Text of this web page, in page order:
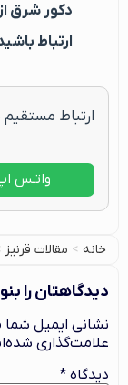
دکور شرق
ارتباط
ارتباط
واتـس
خانه > مقالات قرنیز
دیدگاهتان را
نشانی ایمیل
علامت‌گذاری
دیدگاه *